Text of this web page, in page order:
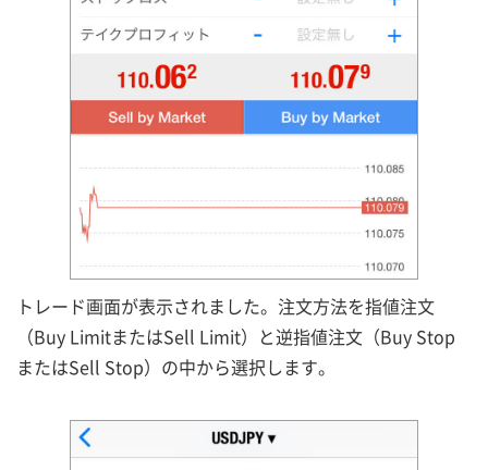
トレード画面が表示されました。注文方法を指値注文
（Buy LimitまたはSell Limit）と逆指値注文（Buy Stop
またはSell Stop）の中から選択します。